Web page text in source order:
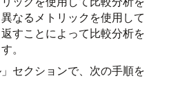
なるメトリックを使用して
すことによって比較分析を
。
」セクションで、次の手順を